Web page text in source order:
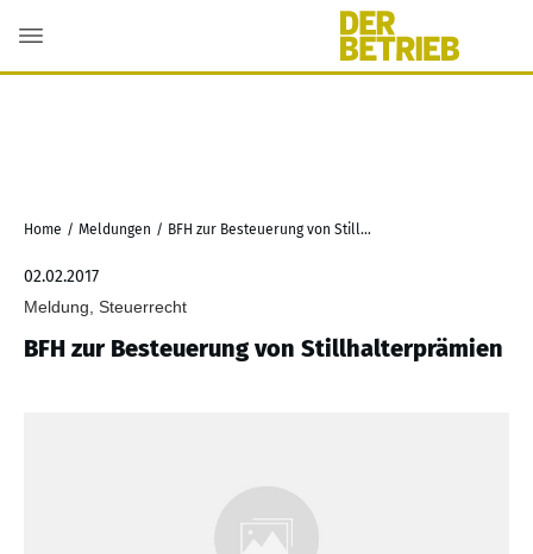
Home / Meldungen / BFH zur Besteuerung von Stillhalterprämien
02.02.2017
Meldung, Steuerrecht
BFH zur Besteuerung von Stillhalterprämien